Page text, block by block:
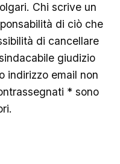
Chi scrive un
di ciò che
di cancellare
giudizio
indirizzo email non
* sono